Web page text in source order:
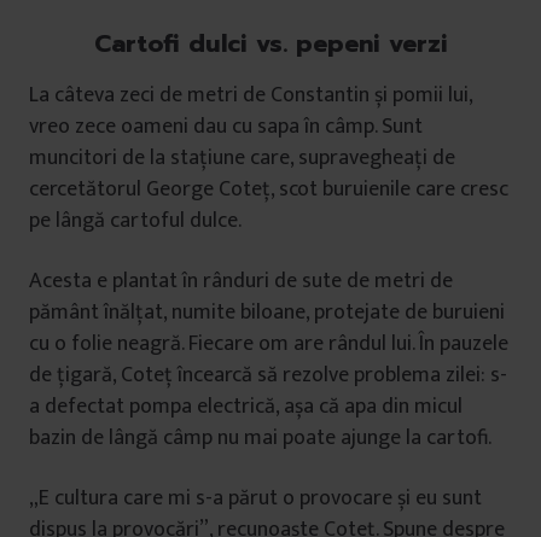
Cartofi dulci vs. pepeni verzi
La câteva zeci de metri de Constantin și pomii lui,
vreo zece oameni dau cu sapa în câmp. Sunt
muncitori de la stațiune care, supravegheați de
cercetătorul George Coteț, scot buruienile care cresc
pe lângă cartoful dulce.
Acesta e plantat în rânduri de sute de metri de
pământ înălțat, numite biloane, protejate de buruieni
cu o folie neagră. Fiecare om are rândul lui. În pauzele
de țigară, Coteț încearcă să rezolve problema zilei: s-
a defectat pompa electrică, așa că apa din micul
bazin de lângă câmp nu mai poate ajunge la cartofi.
„E cultura care mi s-a părut o provocare și eu sunt
dispus la provocări”, recunoaște Coteț. Spune despre